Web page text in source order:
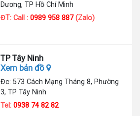
Dương, TP Hồ Chí Minh
ĐT: Call :0989 958 887(Zalo)
TP Tây Ninh
Xem bản đồ
Đc: 573 Cách Mạng Tháng 8, Phường
3, TP Tây Ninh
Tel:0938 74 82 82